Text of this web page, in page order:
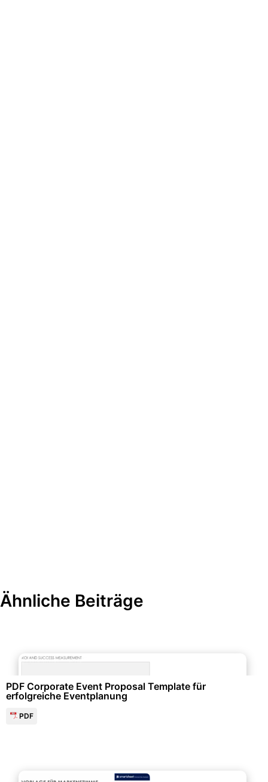
Ähnliche Beiträge
PDF Corporate Event Proposal Template für
erfolgreiche Eventplanung
PDF